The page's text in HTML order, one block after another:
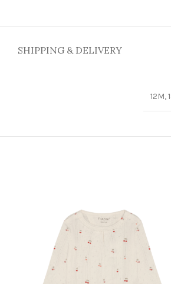
SHIPPING & DELIVERY
12M,